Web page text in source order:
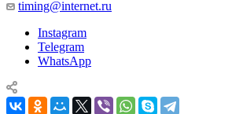
timing@internet.ru
Instagram
Telegram
WhatsApp